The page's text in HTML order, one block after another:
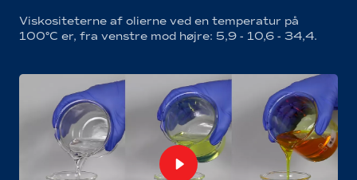
Viskositeterne af olierne ved en temperatur på
100°C er, fra venstre mod højre: 5,9 - 10,6 - 34,4.